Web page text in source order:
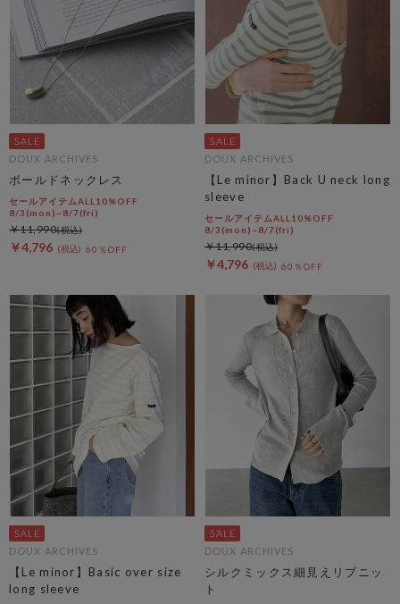
DOUX ARCHIVES
ボールドネックレス
セールアイテムALL10%OFF
8/3(mon)~8/7(fri)
￥4,796 60％OFF
￥11,990
DOUX ARCHIVES
【Le minor】Back U neck long
sleeve
セールアイテムALL10%OFF
8/3(mon)~8/7(fri)
￥4,796 60％OFF
￥11,990
DOUX ARCHIVES
【Le minor】Basic over size
long sleeve
DOUX ARCHIVES
シルクミックス細見えリブニッ
ト